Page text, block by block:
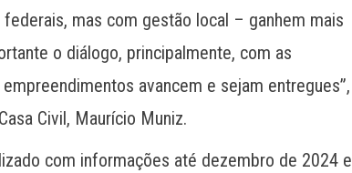
mas com gestão local – ganhem mais
o diálogo, principalmente, com as
avancem e sejam entregues”,
Civil, Maurício Muniz.
com informações até dezembro de 2024 e